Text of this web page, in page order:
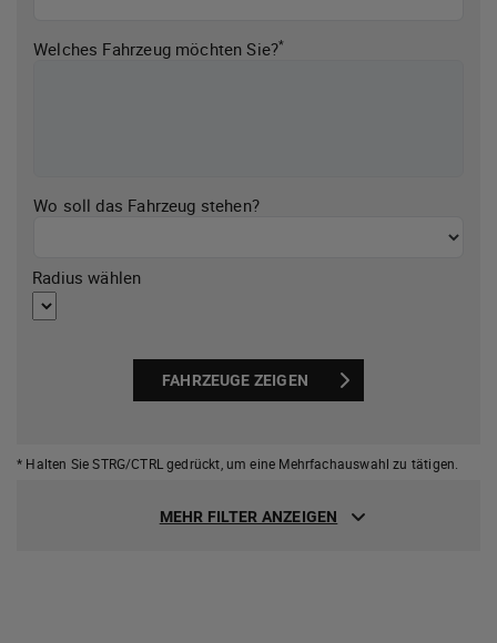
Welches Fahrzeug möchten Sie?*
Wo soll das Fahrzeug stehen?
Radius wählen
FAHRZEUGE ZEIGEN
* Halten Sie STRG/CTRL gedrückt, um eine Mehrfachauswahl zu tätigen.
MEHR FILTER ANZEIGEN